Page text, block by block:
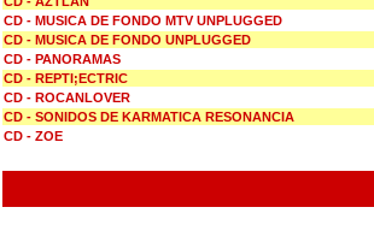
CD - MUSICA DE FONDO MTV UNPLUGGED
CD - MUSICA DE FONDO UNPLUGGED
CD - PANORAMAS
CD - REPTI;ECTRIC
CD - ROCANLOVER
CD - SONIDOS DE KARMATICA RESONANCIA
CD - ZOE